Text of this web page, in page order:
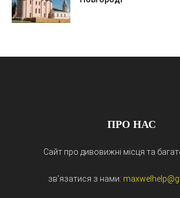
ПРО НАС
Сайт про дивовижні місця та
зв'язатися з нами: